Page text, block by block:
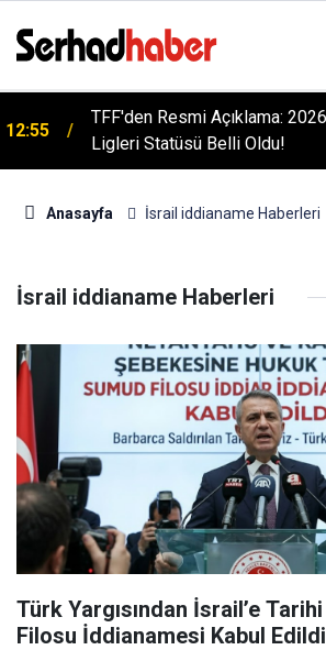
12:55
TFF'den Resmi Açıklama:
Ligleri Statüsü Belli Oldu!
Anasayfa İsrail iddianame Haberleri
İsrail iddianame Haberleri
Türk Yargısından İsrail’e
Filosu İddianamesi Kabul